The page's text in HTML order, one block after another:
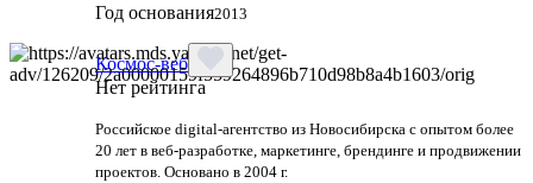
Год основания2013
Космос-веб
Нет рейтинга
Российское digital-агентство из Новосибирска с опытом более
20 лет в веб-разработке, маркетинге, брендинге и продвижении
проектов. Основано в 2004 г.